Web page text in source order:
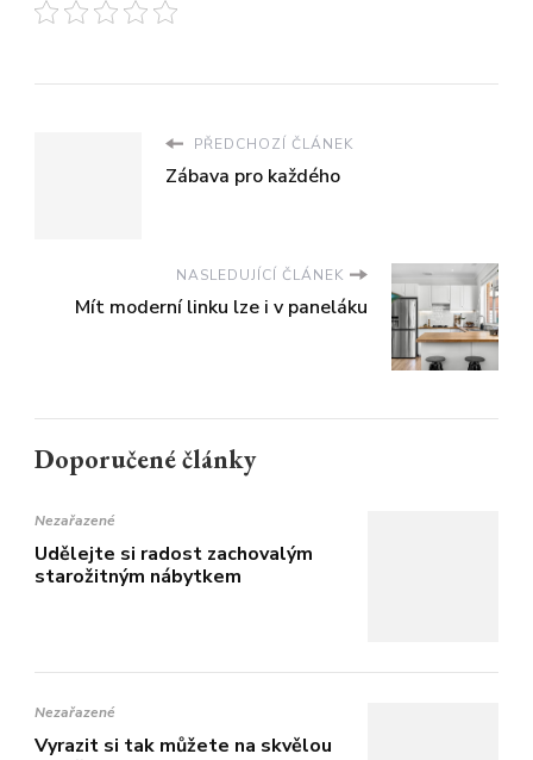
PŘEDCHOZÍ ČLÁNEK
Zábava pro každého
NASLEDUJÍCÍ ČLÁNEK
Mít moderní linku lze i v paneláku
Doporučené články
Nezařazené
Udělejte si radost zachovalým
starožitným nábytkem
Nezařazené
Vyrazit si tak můžete na skvělou